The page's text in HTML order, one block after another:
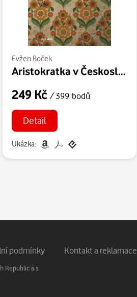
Evžen Boček
Aristokratka v Československu
249 Kč / 399 bodů
Detail
Ukázka:
podmínky Kontakt a reklamace
Republic a.s.